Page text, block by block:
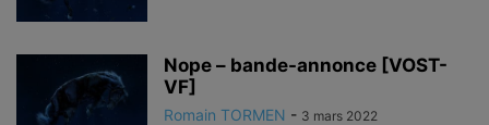
Nope – bande-annonce [VOST-
VF]
Romain TORMEN - 3 mars 2022